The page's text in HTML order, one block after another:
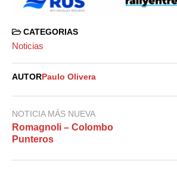
CATEGORIAS
Noticias
AUTOR Paulo Olivera
NOTICIA MÁS NUEVA
Romagnoli – Colombo
Punteros